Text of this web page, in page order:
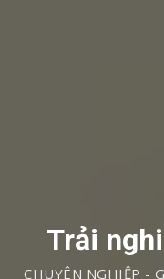
Trải
CHUYÊN NGHIỆP -